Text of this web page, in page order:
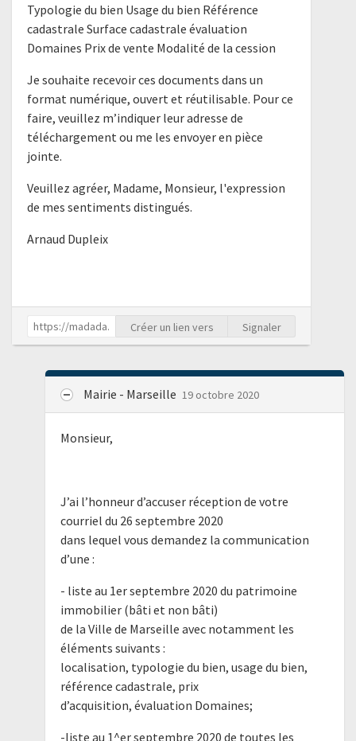
Typologie du bien Usage du bien Référence
cadastrale Surface cadastrale évaluation
Domaines Prix de vente Modalité de la cession
Je souhaite recevoir ces documents dans un
format numérique, ouvert et réutilisable. Pour ce
faire, veuillez m’indiquer leur adresse de
téléchargement ou me les envoyer en pièce
jointe.
Veuillez agréer, Madame, Monsieur, l'expression
de mes sentiments distingués.
Arnaud Dupleix
Créer un lien vers Signaler
Mairie - Marseille 19 octobre 2020
Monsieur,
J’ai l’honneur d’accuser réception de votre
courriel du 26 septembre 2020
dans lequel vous demandez la communication
d’une :
- liste au 1er septembre 2020 du patrimoine
immobilier (bâti et non bâti)
de la Ville de Marseille avec notamment les
éléments suivants :
localisation, typologie du bien, usage du bien,
référence cadastrale, prix
d’acquisition, évaluation Domaines;
-liste au 1^er septembre 2020 de toutes les